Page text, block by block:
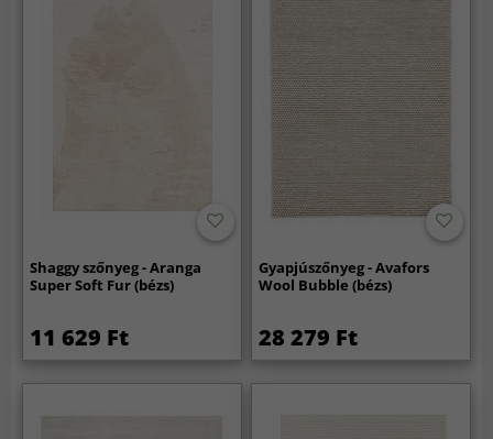
Shaggy szőnyeg - Aranga
Super Soft Fur (bézs)
11 629 Ft
Gyapjúszőnyeg - Avafors
Wool Bubble (bézs)
28 279 Ft